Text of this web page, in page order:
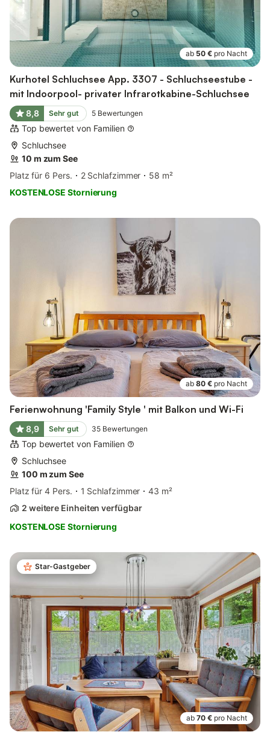
ab 50 € pro Nacht
Kurhotel Schluchsee App. 3307 - Schluchseestube -
mit Indoorpool- privater Infrarotkabine-Schluchsee
8,8 Sehr gut 5 Bewertungen
Top bewertet von Familien
Schluchsee
10 m zum See
Platz für 6 Pers.
2 Schlafzimmer
58 m²
KOSTENLOSE Stornierung
ab 80 € pro Nacht
Ferienwohnung 'Family Style ' mit Balkon und Wi-Fi
8,9 Sehr gut 35 Bewertungen
Top bewertet von Familien
Schluchsee
100 m zum See
Platz für 4 Pers.
1 Schlafzimmer
43 m²
2 weitere Einheiten verfügbar
KOSTENLOSE Stornierung
Star-Gastgeber
ab 70 € pro Nacht